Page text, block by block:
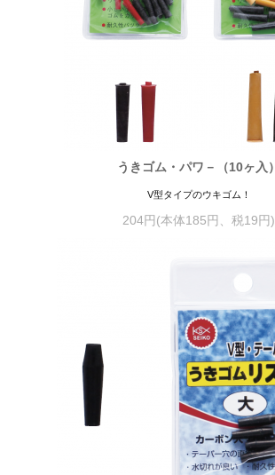
うきゴム・パワ－（10ヶ入）
V型タイプのウキゴム！
204円(本体185円、税19円)